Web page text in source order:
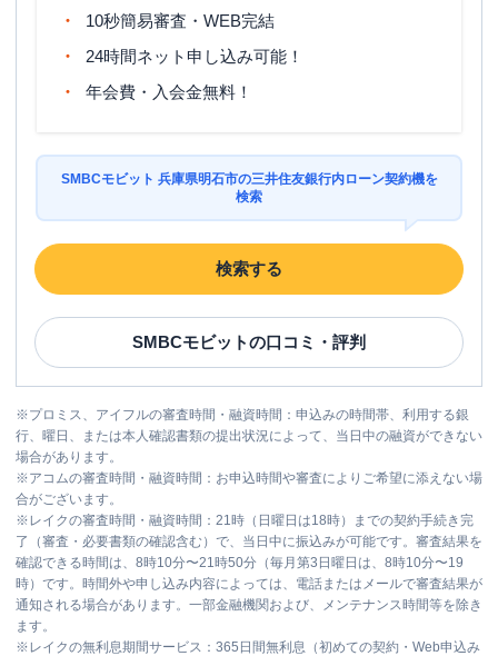
10秒簡易審査・WEB完結
24時間ネット申し込み可能！
年会費・入会金無料！
SMBCモビット 兵庫県明石市の三井住友銀行内ローン契約機を
検索
検索する
SMBCモビットの口コミ・評判
※プロミス、アイフルの審査時間・融資時間：申込みの時間帯、利用する銀
行、曜日、または本人確認書類の提出状況によって、当日中の融資ができない
場合があります。
※アコムの審査時間・融資時間：お申込時間や審査によりご希望に添えない場
合がございます。
※ レイクの審査時間・融資時間：21時（日曜日は18時）までの契約手続き完
了（審査・必要書類の確認含む）で、当日中に振込みが可能です。審査結果を
確認できる時間は、8時10分〜21時50分（毎月第3日曜日は、8時10分〜19
時）です。時間外や申し込み内容によっては、電話またはメールで審査結果が
通知される場合があります。一部金融機関および、メンテナンス時間等を除き
ます。
※ レイクの無利息期間サービス：365日間無利息（初めての契約・Web申込み